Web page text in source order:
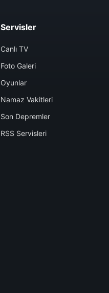
Servisler
Canlı TV
Foto Galeri
Oyunlar
Namaz Vakitleri
Son Depremler
RSS Servisleri